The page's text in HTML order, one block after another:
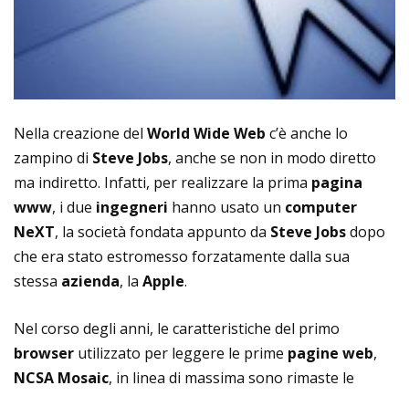
Nella creazione del World Wide Web c’è anche lo
zampino di Steve Jobs, anche se non in modo diretto
ma indiretto. Infatti, per realizzare la prima pagina
www, i due ingegneri hanno usato un computer
NeXT, la società fondata appunto da Steve Jobsdopo
che era stato estromesso forzatamente dalla sua
stessa azienda, la Apple.
Nel corso degli anni, le caratteristiche del primo
browser utilizzato per leggere le prime pagine web,
NCSA Mosaic, in linea di massima sono rimaste le